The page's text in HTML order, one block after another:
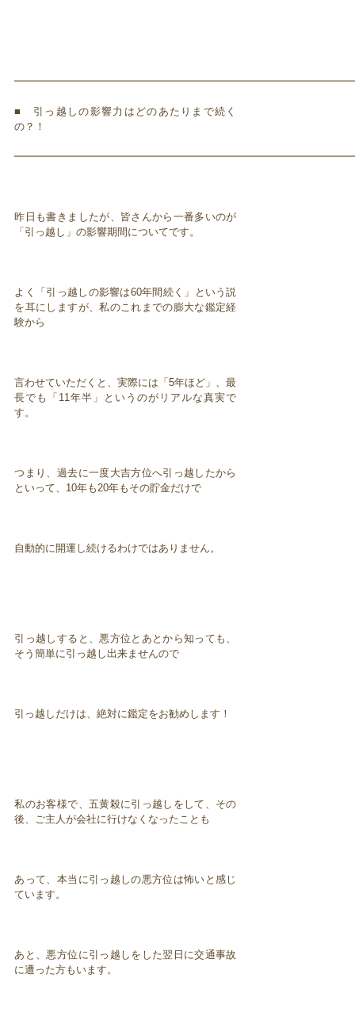
■ 引っ越しの影響力はどのあたりまで続く
の？！
昨日も書きましたが、皆さんから一番多いのが
「引っ越し」の影響期間についてです。
よく「引っ越しの影響は60年間続く」という説
を耳にしますが、私のこれまでの膨大な鑑定経
験から
言わせていただくと、実際には「5年ほど」、最
長でも「11年半」というのがリアルな真実で
す。
つまり、過去に一度大吉方位へ引っ越したから
といって、10年も20年もその貯金だけで
自動的に開運し続けるわけではありません。
引っ越しすると、悪方位とあとから知っても、
そう簡単に引っ越し出来ませんので
引っ越しだけは、絶対に鑑定をお勧めします！
私のお客様で、五黄殺に引っ越しをして、その
後、ご主人が会社に行けなくなったことも
あって、本当に引っ越しの悪方位は怖いと感じ
ています。
あと、悪方位に引っ越しをした翌日に交通事故
に遭った方もいます。